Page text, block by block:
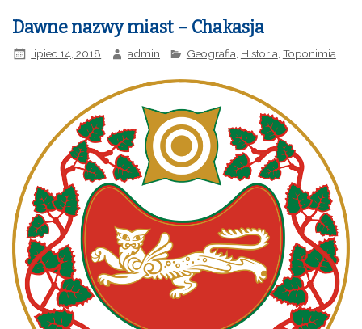
Dawne nazwy miast – Chakasja
lipiec 14, 2018 admin Geografia Historia Toponimia